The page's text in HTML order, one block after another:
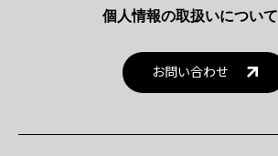
個人情報の取扱いについて
お問い合わせ